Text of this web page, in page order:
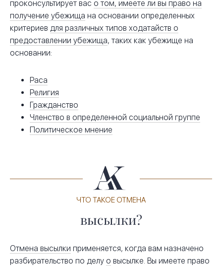
проконсультирует вас о том, имеете ли вы право на
получение убежища на основании определенных
критериев для различных типов ходатайств о
предоставлении убежища, таких как убежище на
основании:
Раса
Религия
Гражданство
Членство в определенной социальной группе
Политическое мнение
ЧТО ТАКОЕ ОТМЕНА
высылки?
Отмена высылки применяется, когда вам назначено
разбирательство по делу о высылке. Вы имеете право